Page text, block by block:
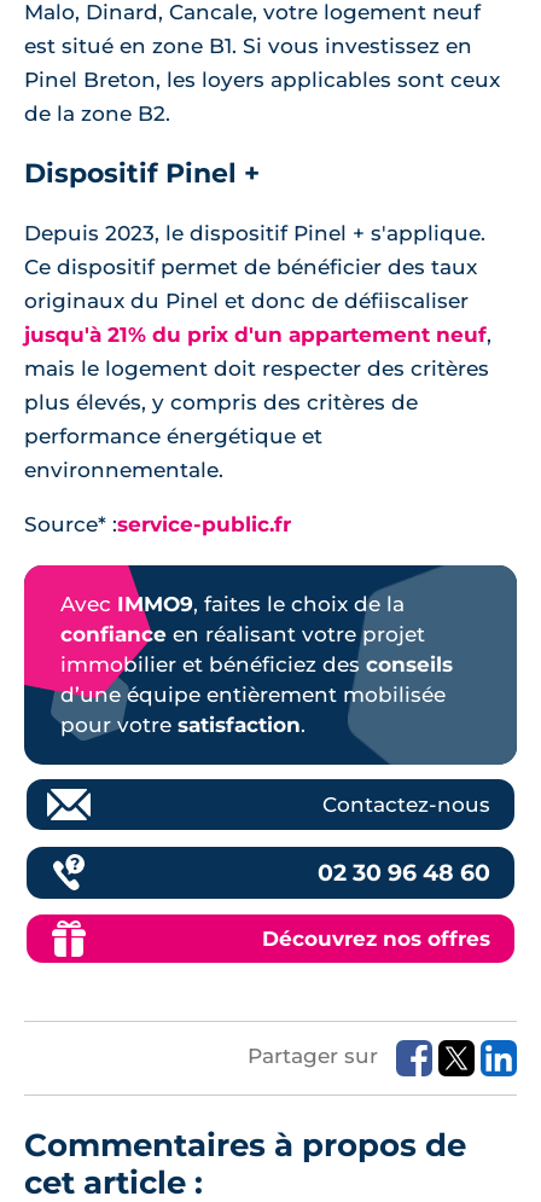
Malo, Dinard, Cancale, votre logement neuf
est situé en zone B1. Si vous investissez en
Pinel Breton, les loyers applicables sont ceux
de la zone B2.
Dispositif Pinel +
Depuis 2023, le dispositif Pinel + s'applique.
Ce dispositif permet de bénéficier des taux
originaux du Pinel et donc de défiiscaliser
jusqu'à 21% du prix d'un appartement neuf,
mais le logement doit respecter des critères
plus élevés, y compris des critères de
performance énergétique et
environnementale.
Source* :service-public.fr
Avec IMMO9, faites le choix de la
confiance en réalisant votre projet
immobilier et bénéficiez des conseils
d’une équipe entièrement mobilisée
pour votre satisfaction.
Contactez-nous
02 30 96 48 60
Découvrez nos offres
Partager sur
Commentaires à propos de
cet article :